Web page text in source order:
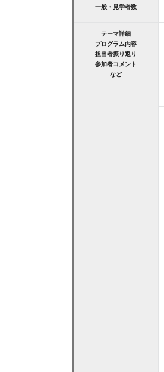
一般・見学者数
テーマ詳細
プログラム内容
担当者振り返り
参加者コメント
など